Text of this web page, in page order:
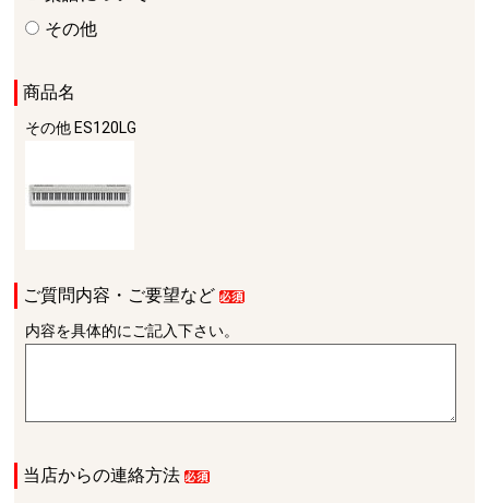
その他
商品名
その他 ES120LG
ご質問内容・ご要望など
内容を具体的にご記入下さい。
当店からの連絡方法